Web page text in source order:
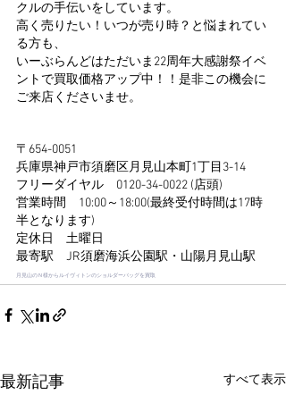
クルの手伝いをしています。
高く売りたい！いつが売り時？と悩まれてい
る方も、
いーぶらんどはただいま22周年大感謝祭イベ
ントで買取価格アップ中！！是非この機会に
ご来店くださいませ。
〒654-0051
兵庫県神戸市須磨区月見山本町1丁目3-14
フリーダイヤル　0120-34-0022 (店頭)
営業時間　10:00～18:00(最終受付時間は17時
半となります)
定休日　土曜日
最寄駅　JR須磨海浜公園駅・山陽月見山駅
月見山のＮ様からルイヴィトンのショルダーバッグを買取
最新記事 すべて表示